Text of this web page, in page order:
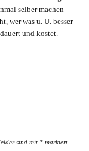
selber machen
wer was u. U. besser
und kostet.
sind mit * markiert